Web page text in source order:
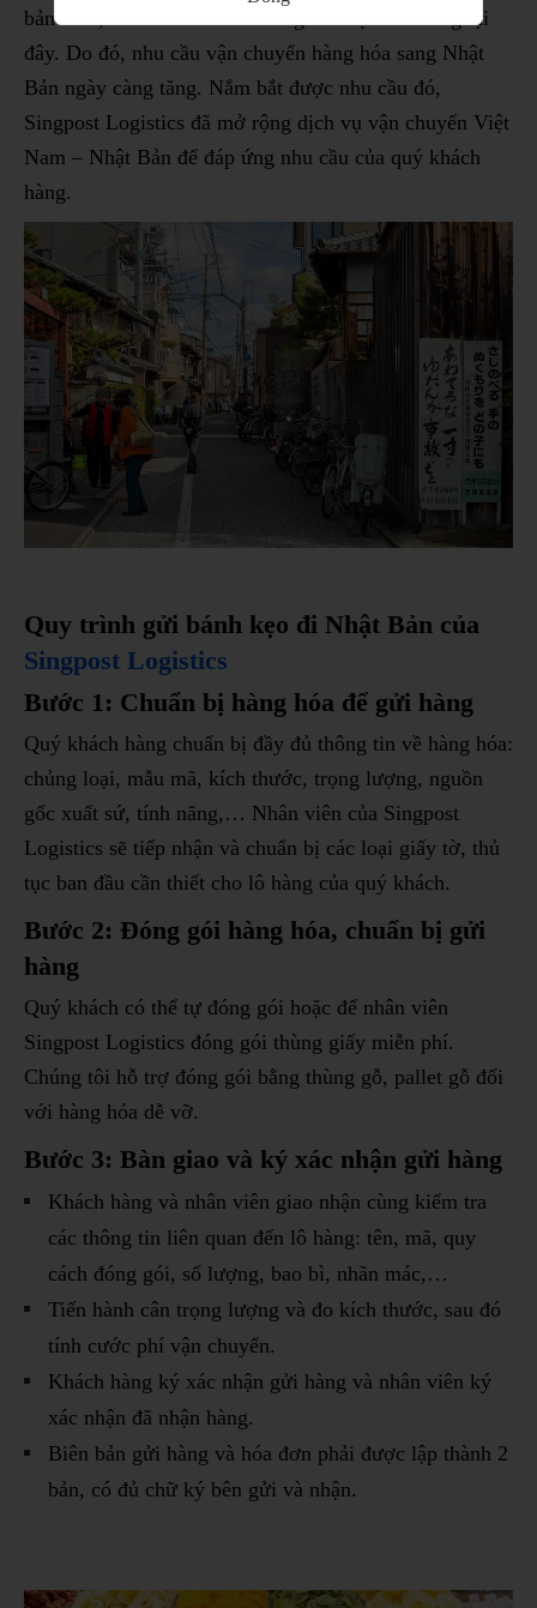
bản thân, vì thế có khá nhiều người việt sinh sống tại
đây. Do đó, nhu cầu vận chuyển hàng hóa sang Nhật
Bản ngày càng tăng. Nắm bắt được nhu cầu đó,
Singpost Logistics đã mở rộng dịch vụ vận chuyển Việt
Nam – Nhật Bản để đáp ứng nhu cầu của quý khách
hàng.
Quy trình gửi bánh kẹo đi Nhật Bản của
Singpost Logistics
Bước 1: Chuẩn bị hàng hóa để gửi hàng
Quý khách hàng chuẩn bị đầy đủ thông tin về hàng hóa:
chủng loại, mẫu mã, kích thước, trọng lượng, nguồn
gốc xuất sứ, tính năng,… Nhân viên của Singpost
Logistics sẽ tiếp nhận và chuẩn bị các loại giấy tờ, thủ
tục ban đầu cần thiết cho lô hàng của quý khách.
Bước 2: Đóng gói hàng hóa, chuẩn bị gửi
hàng
Quý khách có thể tự đóng gói hoặc để nhân viên
Singpost Logistics đóng gói thùng giấy miễn phí.
Chúng tôi hỗ trợ đóng gói bằng thùng gỗ, pallet gỗ đối
với hàng hóa dễ vỡ.
Bước 3: Bàn giao và ký xác nhận gửi hàng
Khách hàng và nhân viên giao nhận cùng kiểm tra
các thông tin liên quan đến lô hàng: tên, mã, quy
cách đóng gói, số lượng, bao bì, nhãn mác,…
Tiến hành cân trọng lượng và đo kích thước, sau đó
tính cước phí vận chuyển.
Khách hàng ký xác nhận gửi hàng và nhân viên ký
xác nhận đã nhận hàng.
Biên bản gửi hàng và hóa đơn phải được lập thành 2
bản, có đủ chữ ký bên gửi và nhận.